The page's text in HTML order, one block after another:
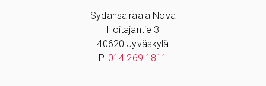
Sydänsairaala Nova
Hoitajantie 3
40620 Jyväskylä
P. 014 269 1811